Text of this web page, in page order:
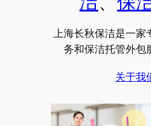
上海长秋保洁是一家
务和保洁托管外包
关于我